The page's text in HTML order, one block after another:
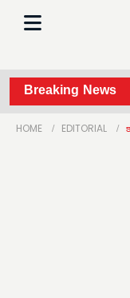
Breaking News
ఇండ్లు.. రేవంత్
HOME EDITORIAL